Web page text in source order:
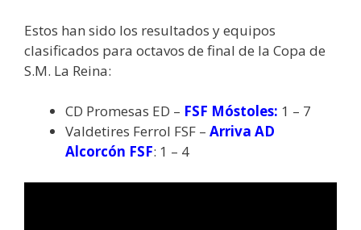
Estos han sido los resultados y equipos
clasificados para octavos de final de la Copa de
S.M. La Reina:
CD Promesas ED – FSF Móstoles: 1 – 7
Valdetires Ferrol FSF – Arriva AD
Alcorcón FSF: 1 – 4